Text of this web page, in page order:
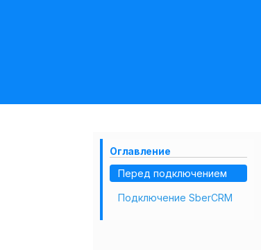
Оглавление
Перед подключением
Подключение SbеrCRM